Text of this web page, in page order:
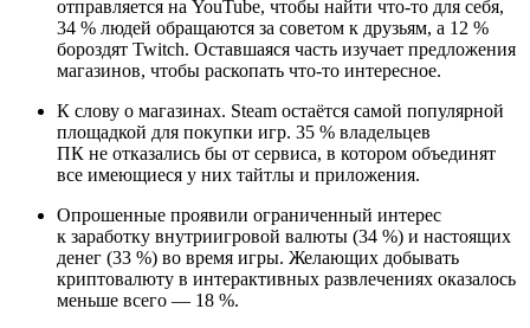
отправляется на YouTube, чтобы найти что-то для себя,
34 % людей обращаются за советом к друзьям, а 12 %
бороздят Twitch. Оставшаяся часть изучает предложения
магазинов, чтобы раскопать что-то интересное.
К слову о магазинах. Steam остаётся самой популярной
площадкой для покупки игр. 35 % владельцев
ПК не отказались бы от сервиса, в котором объединят
все имеющиеся у них тайтлы и приложения.
Опрошенные проявили ограниченный интерес
к заработку внутриигровой валюты (34 %) и настоящих
денег (33 %) во время игры. Желающих добывать
криптовалюту в интерактивных развлечениях оказалось
меньше всего — 18 %.